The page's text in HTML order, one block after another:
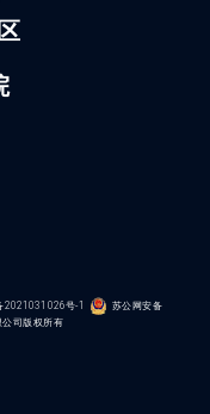
2021031026号-1 苏公网安备
公司版权所有